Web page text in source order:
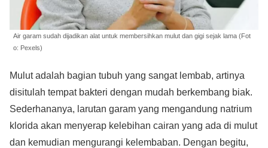
Air garam sudah dijadikan alat untuk membersihkan mulut dan gigi sejak lama (Fot
o: Pexels)
Mulut adalah bagian tubuh yang sangat lembab, artinya
disitulah tempat bakteri dengan mudah berkembang biak.
Sederhananya, larutan garam yang mengandung natrium
klorida akan menyerap kelebihan cairan yang ada di mulut
dan kemudian mengurangi kelembaban. Dengan begitu,